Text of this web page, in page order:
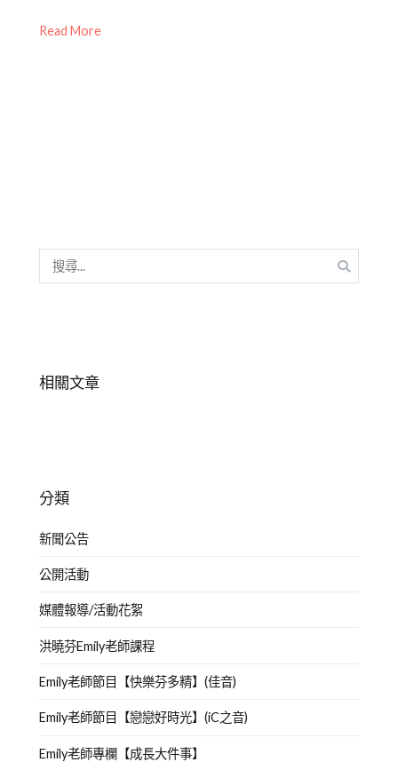
專
場
Read More
尋
相關文章
分類
新聞公告
公開活動
媒體報導/活動花絮
洪曉芬Emily老師課程
Emily老師節目【快樂芬多精】(佳音)
Emily老師節目【戀戀好時光】(iC之音)
Emily老師專欄【成長大件事】